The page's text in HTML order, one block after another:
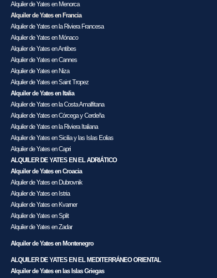
Alquiler de Yates en Menorca
Alquiler de Yates en Francia
Alquiler de Yates en la Riviera Francesa
Alquiler de Yates en Mónaco
Alquiler de Yates en Antibes
Alquiler de Yates en Cannes
Alquiler de Yates en Niza
Alquiler de Yates en Saint Tropez
Alquiler de Yates en Italia
Alquiler de Yates en la Costa Amalfitana
Alquiler de Yates en Córcega y Cerdeña
Alquiler de Yates en la Riviera Italiana
Alquiler de Yates en Sicilia y las Islas Eolias
Alquiler de Yates en Capri
ALQUILER DE YATES EN EL ADRIÁTICO
Alquiler de Yates en Croacia
Alquiler de Yates en Dubrovnik
Alquiler de Yates en Istria
Alquiler de Yates en Kvarner
Alquiler de Yates en Split
Alquiler de Yates en Zadar
Alquiler de Yates en Montenegro
ALQUILER DE YATES EN EL MEDITERRÁNEO ORIENTAL
Alquiler de Yates en las Islas Griegas